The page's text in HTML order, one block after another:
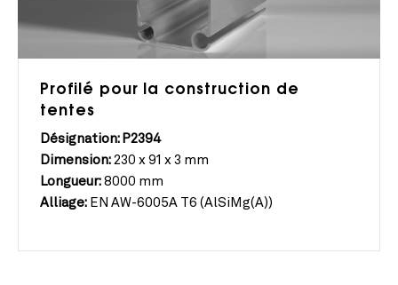
Profilé pour la construction de
tentes
Désignation: P2394
Dimension: 230 x 91 x 3 mm
Longueur: 8000 mm
Alliage: EN AW-6005A T6 (AlSiMg(A))